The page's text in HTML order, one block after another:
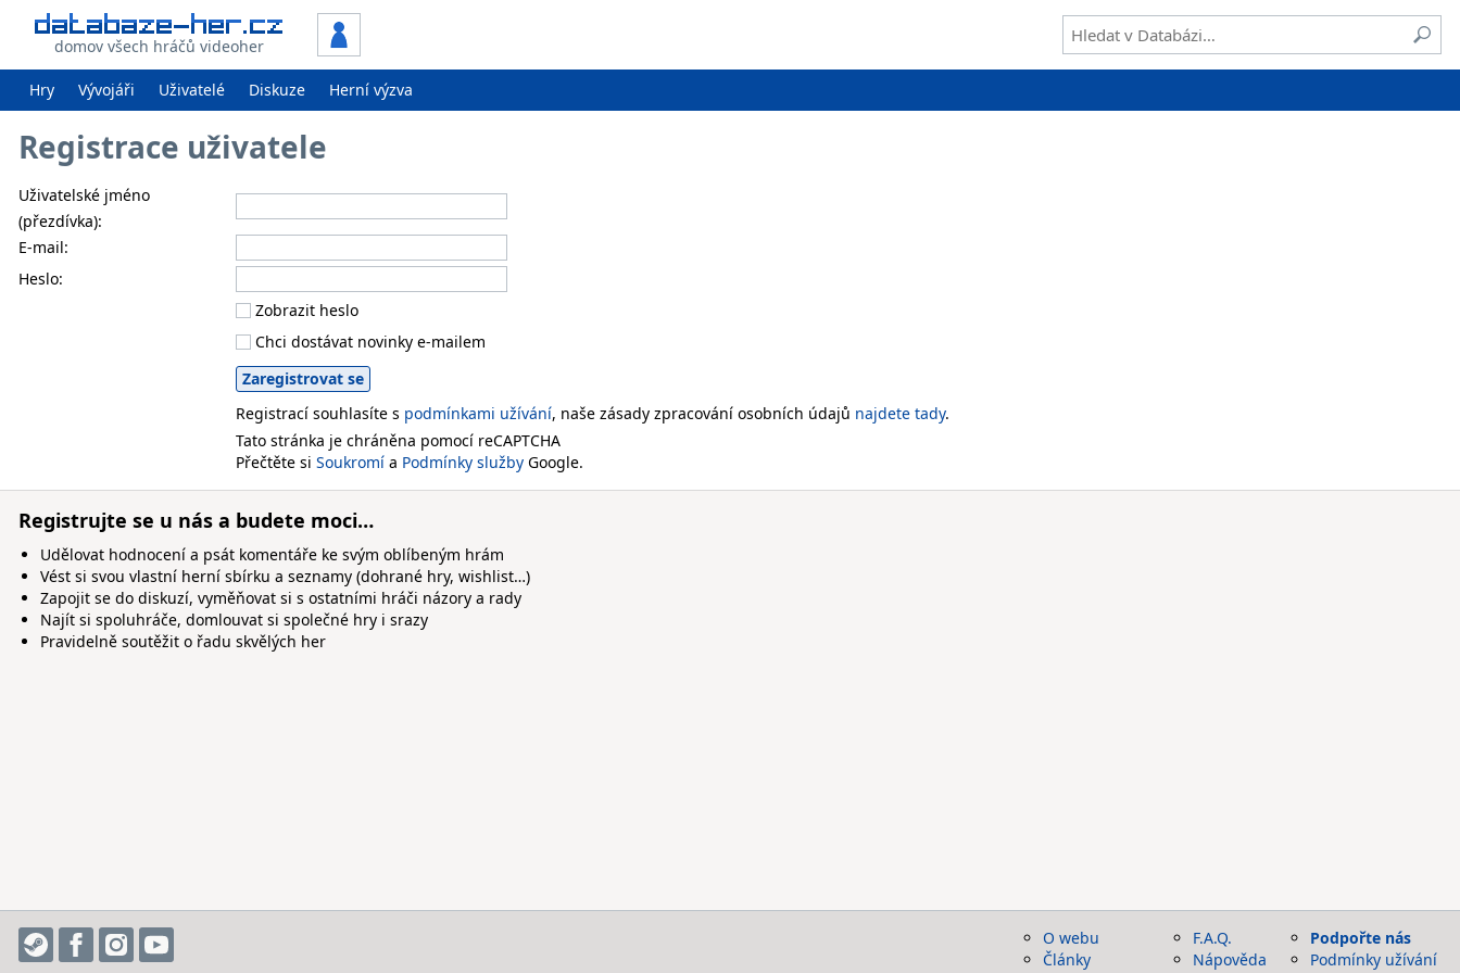
domov všech hráčů videoher
Hry Vývojáři Uživatelé Diskuze Herní výzva
Registrace uživatele
Uživatelské jméno
(přezdívka):
E-mail:
Heslo:
Zobrazit heslo
Chci dostávat novinky e-mailem
Registrací souhlasíte s podmínkami užívání, naše zásady zpracování osobních údajů najdete tady.
Tato stránka je chráněna pomocí reCAPTCHA
Přečtěte si Soukromí a Podmínky služby Google.
Registrujte se u nás a budete moci…
Udělovat hodnocení a psát komentáře ke svým oblíbeným hrám
Vést si svou vlastní herní sbírku a seznamy (dohrané hry, wishlist…)
Zapojit se do diskuzí, vyměňovat si s ostatními hráči názory a rady
Najít si spoluhráče, domlouvat si společné hry i srazy
Pravidelně soutěžit o řadu skvělých her
O webu
Články
F.A.Q.
Nápověda
Podpořte nás
Podmínky užívání